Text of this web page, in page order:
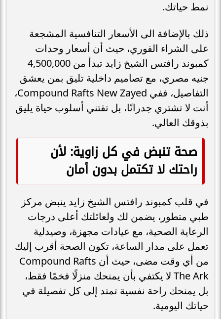
نمط حياتك.
ذلك بالإضافة الى الأسعار التنافسية المشجعة
على الشراء الفوري، حيث أن أسعار وحدات
كمبوند رافتس الشيخ زايد تبدأ من 4,500,000
جنيه مصري، مع تصاميم داخلية تليق بمن يعشق
التفاصيل، ففي Compound Rafts New Zayed،
أنت لا تشتري جدرانًا، بل تقتني أسلوب حياة يليق
بذوقك العالي.
صحة تنبض في كل زاوية: لأن
راحتك لا تكتمل بدون أمان
في قلب كمبوند رافتس الشيخ زايد ينبض مركز
طبي متطور، يضمن لك ولعائلتك أعلى درجات
الرعاية الصحية، مع عيادات مجهزة، وصيدلية
تعمل على مدار الساعة، تكون الصحة أقرب إليك
من أي وقت مضى، حيث أن Compound Rafts
The Ark لا يكتفي بأن يمنحك منزلًا فخمًا فقط،
بل يمنحك راحة نفسية تمتد إلى كل تفصيلة في
حياتك اليومية.